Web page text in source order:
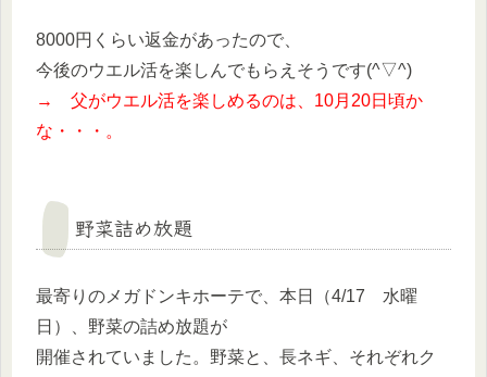
8000円くらい返金があったので、
今後のウエル活を楽しんでもらえそうです(^▽^)
→ 父がウエル活を楽しめるのは、10月20日頃か
な・・・。
野菜詰め放題
最寄りのメガドンキホーテで、本日（4/17 水曜
日）、野菜の詰め放題が
開催されていました。野菜と、長ネギ、それぞれク